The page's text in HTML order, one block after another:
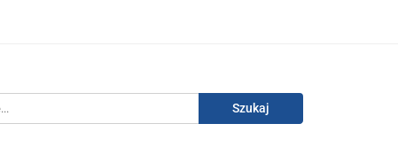
AUTORYZOWANY DYSTRYBUTOR SMC